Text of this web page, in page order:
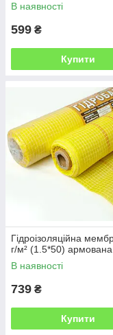
В наявності
599 ₴
Купити
Гідроізоляційна
г/м² (1.5*50) армована
В наявності
739 ₴
Купити